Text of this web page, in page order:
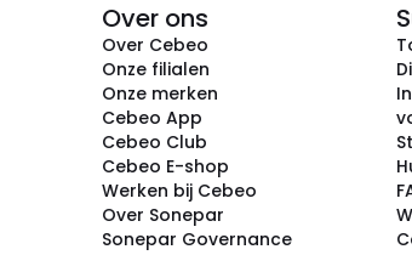
Over ons
Over Cebeo
Onze filialen
Onze merken
Cebeo App
Cebeo Club
Cebeo E-shop
Werken bij Cebeo
Over Sonepar
Sonepar Governance